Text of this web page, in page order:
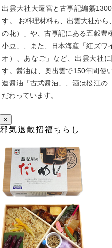
出雲大社大遷宮と古事記編纂
す。 お料理材料も、出雲大社から
の花）」や、古事記にある五穀豊
小豆」、また、日本海産「紅ズワ
オ）、あなご」など、出雲大社
す。醤油は、奥出雲で150年間使
造醤油「古式醤油」、酒は松江の
だわっています。
×
邪気退散招福ちらし